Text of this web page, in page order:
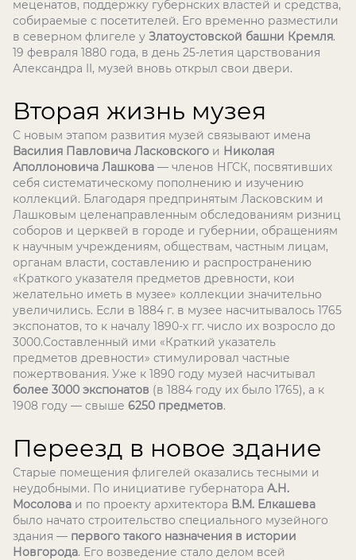
меценатов, поддержку губернских властей и средства,
собираемые с посетителей. Его временно разместили
в северном флигеле у Златоустовской башни Кремля.
19 февраля 1880 года, в день 25-летия царствования
Александра II, музей вновь открыл свои двери.
Вторая жизнь музея
С новым этапом развития музей связывают имена
Василия Павловича Ласковского и Николая
Аполлоновича Лашкова — членов НГСК, посвятивших
себя систематическому пополнению и изучению
коллекций. Благодаря предпринятым Ласковским и
Лашковым целенаправленным обследованиям ризниц
соборов и церквей в городе и губернии, обращениям
к научным учреждениям, обществам, частным лицам,
органам власти, составлению и распространению
«Краткого указателя предметов древности, кои
желательно иметь в музее» коллекции значительно
увеличились. Если в 1884 г. в музее насчитывалось 1765
экспонатов, то к началу 1890-х гг. число их возросло до
3000.Составленный ими «Краткий указатель
предметов древности» стимулировал частные
пожертвования. Уже к 1890 году музей насчитывал
более 3000 экспонатов (в 1884 году их было 1765), а к
1908 году — свыше 6250 предметов.
Переезд в новое здание
Старые помещения флигелей оказались тесными и
неудобными. По инициативе губернатора А.Н.
Мосолова и по проекту архитектора В.М. Елкашева
было начато строительство специального музейного
здания — первого такого назначения в истории
Новгорода. Его возведение стало делом всей